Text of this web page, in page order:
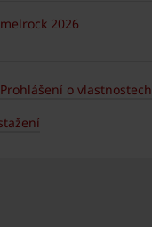
2026
o vlastnostech